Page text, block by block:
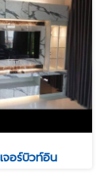
จอร์บิวท์อิน